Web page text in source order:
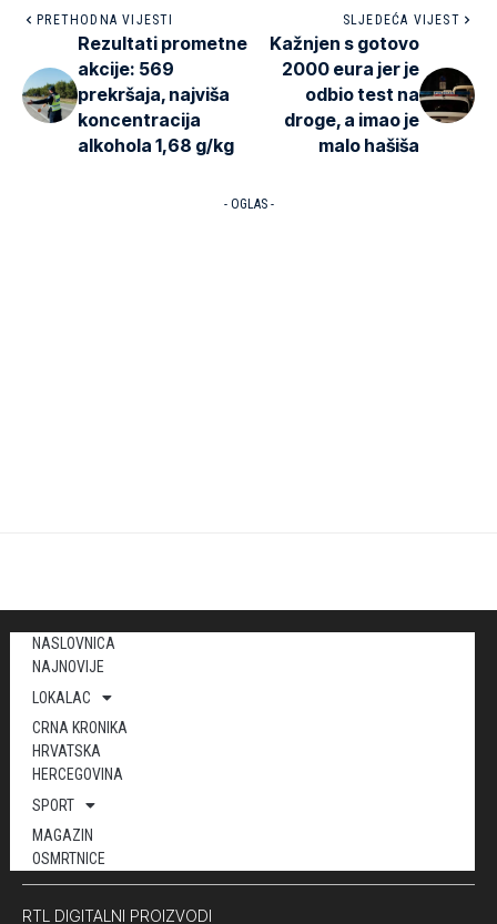
PRETHODNA VIJESTI
Rezultati prometne
akcije: 569
prekršaja, najviša
koncentracija
alkohola 1,68 g/kg
SLJEDEĆA VIJEST
Kažnjen s gotovo
2000 eura jer je
odbio test na
droge, a imao je
malo hašiša
- OGLAS -
NASLOVNICA
NAJNOVIJE
LOKALAC
CRNA KRONIKA
HRVATSKA
HERCEGOVINA
SPORT
MAGAZIN
OSMRTNICE
RTL DIGITALNI PROIZVODI